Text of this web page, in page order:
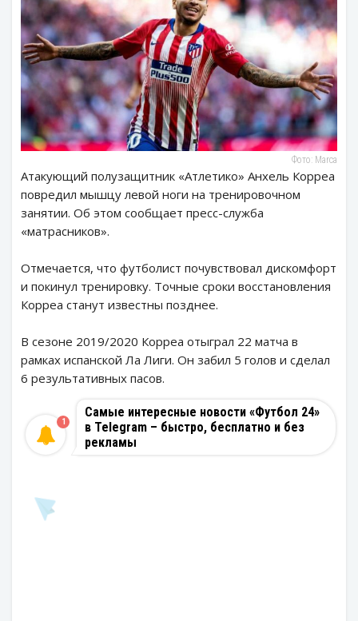
Фото: Marca
Атакующий полузащитник «Атлетико» Анхель Корреа
повредил мышцу левой ноги на тренировочном
занятии. Об этом сообщает пресс-служба
«матрасников».
Отмечается, что футболист почувствовал дискомфорт
и покинул тренировку. Точные сроки восстановления
Корреа станут известны позднее.
В сезоне 2019/2020 Корреа отыграл 22 матча в
рамках испанской Ла Лиги. Он забил 5 голов и сделал
6 результативных пасов.
Самые интересные новости «Футбол 24»
в Telegram – быстро, бесплатно и без
рекламы
1